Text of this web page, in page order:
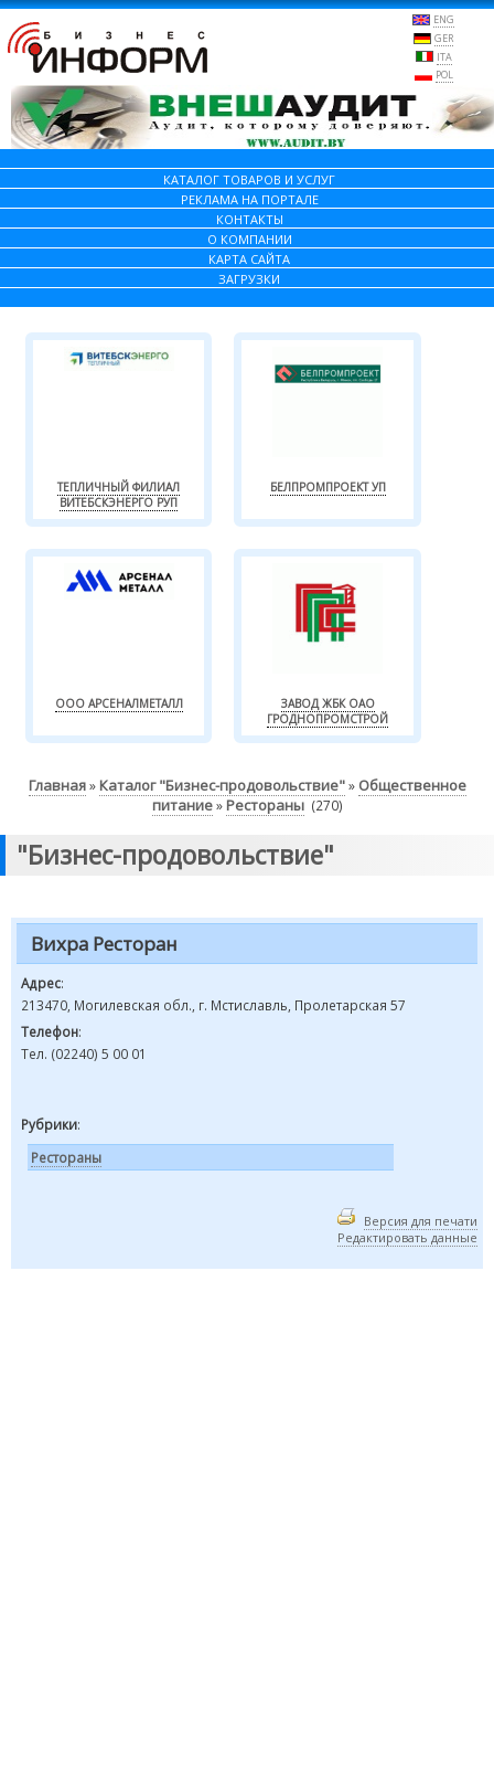
ENG
GER
ITA
POL
КАТАЛОГ ТОВАРОВ И УСЛУГ
РЕКЛАМА НА ПОРТАЛЕ
КОНТАКТЫ
О КОМПАНИИ
КАРТА САЙТА
ЗАГРУЗКИ
ТЕПЛИЧНЫЙ ФИЛИАЛ
ВИТЕБСКЭНЕРГО РУП
БЕЛПРОМПРОЕКТ УП
ООО АРСЕНАЛМЕТАЛЛ
ЗАВОД ЖБК ОАО
ГРОДНОПРОМСТРОЙ
Главная» Каталог "Бизнес-продовольствие"» Общественное
питание» Рестораны(270)
"Бизнес-продовольствие"
Вихра Ресторан
Адрес:
213470, Могилевская обл., г. Мстиславль, Пролетарская 57
Телефон:
Тел. (02240) 5 00 01
Рубрики:
Рестораны
Версия для печати
Редактировать данные